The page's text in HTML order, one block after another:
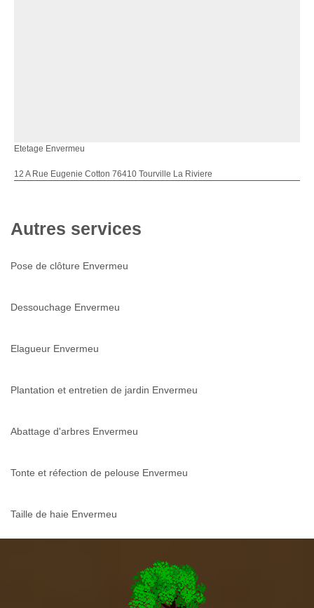
Etetage Envermeu
12 A Rue Eugenie Cotton 76410 Tourville La Riviere
Autres services
Pose de clôture Envermeu
Dessouchage Envermeu
Elagueur Envermeu
Plantation et entretien de jardin Envermeu
Abattage d'arbres Envermeu
Tonte et réfection de pelouse Envermeu
Taille de haie Envermeu